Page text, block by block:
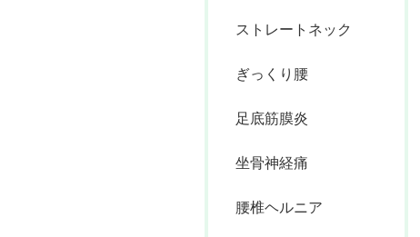
ストレートネック
ぎっくり腰
足底筋膜炎
坐骨神経痛
腰椎ヘルニア